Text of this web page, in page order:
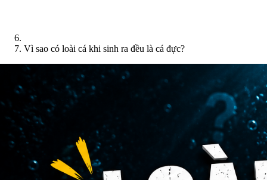
Vì sao có loài cá khi sinh ra đều là cá đực?